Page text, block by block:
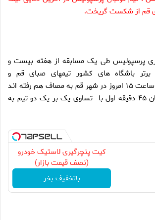
قم از شکست گریخت.
پرسپولیس طی یک مسابقه از هفته بیست و
برتر باشگاه های کشور تیمهای صبای قم و
پرسپولیس تهران از ساعت ۱۵ امروز در شهر قم به مصاف هم رفته اند
که این دیدار در پایان ۴۵ دقیقه اول با تساوی یک بر یک دو تیم به
کیت پنچرگیری لاستیک خودرو
(نصف قیمت بازار)
باتخفیف بخر